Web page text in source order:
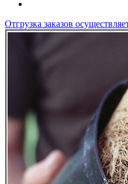
Отгрузка заказов